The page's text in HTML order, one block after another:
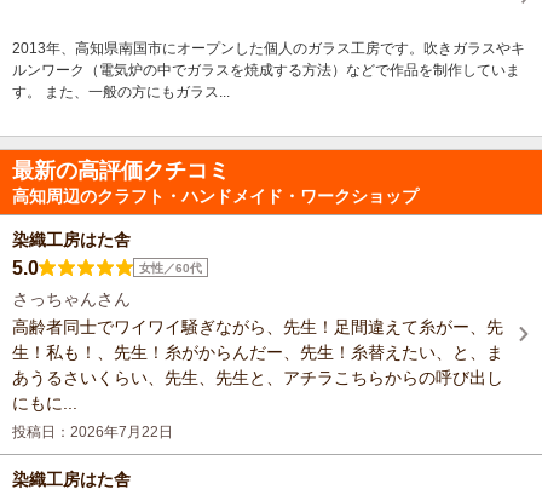
2013年、高知県南国市にオープンした個人のガラス工房です。吹きガラスやキ
ルンワーク（電気炉の中でガラスを焼成する方法）などで作品を制作していま
す。 また、一般の方にもガラス...
最新の高評価クチコミ
高知周辺のクラフト・ハンドメイド・ワークショップ
染織工房はた舎
5.0 女性／60代
さっちゃんさん
高齢者同士でワイワイ騒ぎながら、先生！足間違えて糸がー、先
生！私も！、先生！糸がからんだー、先生！糸替えたい、と、ま
あうるさいくらい、先生、先生と、アチラこちらからの呼び出し
にもに...
投稿日：2026年7月22日
染織工房はた舎